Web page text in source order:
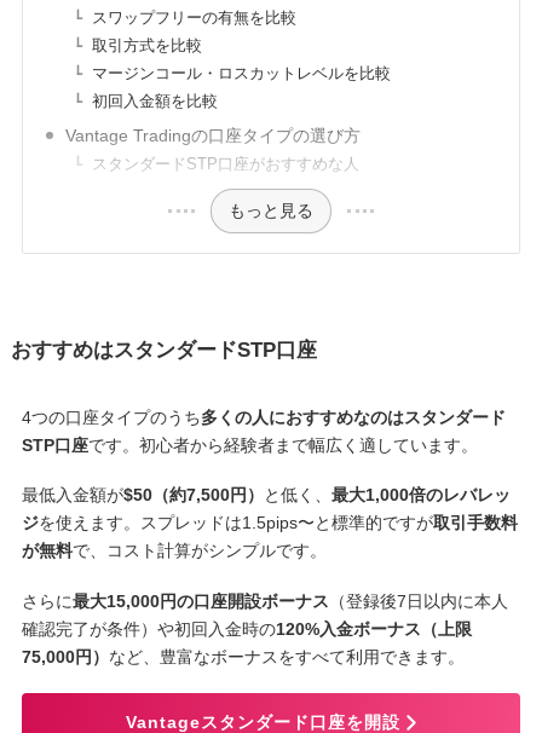
スワップフリーの有無を比較
取引方式を比較
マージンコール・ロスカットレベルを比較
初回入金額を比較
Vantage Tradingの口座タイプの選び方
スタンダードSTP口座がおすすめな人
もっと見る
おすすめはスタンダードSTP口座
4つの口座タイプのうち多くの人におすすめなのはスタンダード
STP口座です。初心者から経験者まで幅広く適しています。
最低入金額が$50（約7,500円） と低く、 最大1,000倍のレバレッ
ジを使えます。スプレッドは1.5pips〜と標準的ですが取引手数料
が無料で、コスト計算がシンプルです。
さらに最大15,000円の口座開設ボーナス （登録後7日以内に本人
確認完了が条件）や初回入金時の120%入金ボーナス（上限
75,000円） など、豊富なボーナスをすべて利用できます。
Vantageスタンダード口座を開設